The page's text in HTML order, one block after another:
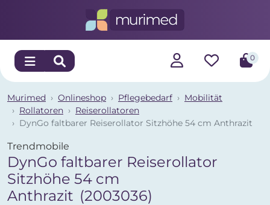
0
Murimed Onlineshop Pflegebedarf
Mobilität
Rollatoren
Reiserollatoren
DynGo faltbarer Reiserollator Sitzhöhe 54 cm Anthrazit
Trendmobile
DynGo faltbarer Reiserollator
Sitzhöhe 54 cm
Anthrazit (2003036)